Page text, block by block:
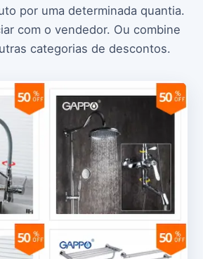
por uma determinada quantia.
com o vendedor. Ou combine
categorias de descontos.